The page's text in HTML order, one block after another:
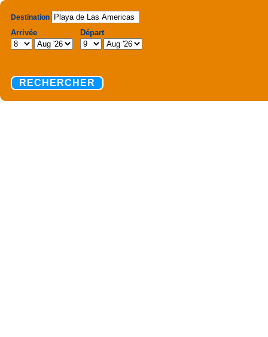
Destination
Arrivée Départ
RECHERCHER